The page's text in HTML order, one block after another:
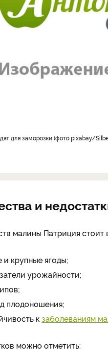
для заморозки (фото pixabay/
и
малины Патриция
и крупные ягоды;
урожайности;
плодоношения;
кзаболеваниям
можно отметить: